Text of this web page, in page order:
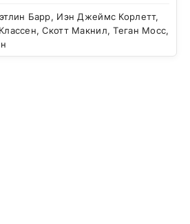
Барр, Иэн Джеймс Корлетт,
Скотт Макнил, Теган Мосс,